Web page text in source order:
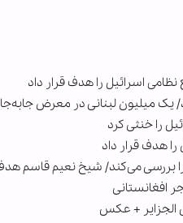
اسرائیل را هدف قرار داد
یک میلیون لبنانی در معرض
را خنثی کرد
هدف قرار داد
را بررسی می‌کند/ شیخ نعیم قاسم
افغانستانی
+ عکس